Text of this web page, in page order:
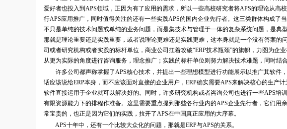
爱好者也投入到APS领域，正因为有了应用的需求，所以一些高校研究者将APS的理论从高
行APS应用推广，同时值得关注的还有一些实践APS的国内企业先行者。这三类群体构成了
不只是单纯的技术问题或单纯的业务问题，而是集技术与管理于一体的复杂系统问题，是典
那就是理论重要还是实践重要，或者说理论更难还是实践更难，这本身就是一个没有答案
司或者研究机构或者实践的标杆单位，商业公司扛着攻破“ERP技术瓶颈”的旗帜，力图为企
从更为实际的角度进行咨询服务，理念推广；实践的标杆单位则努力解决技术难题，同时结
许多公司都声称掌握了APS核心技术，并提出一些理想模型进行功能展示以推广其软件
话应该说给ERP本身，而不应该面对直接的企业用户，ERP确实需要APS来解决核心的生产
软件直接运用于企业就可以解决好的。同时，许多研究机构或者咨询公司也进行一些APS
有限资源能力下的排程作准备。这里需要重点提到那些各行业内的APS企业先行者，它们
常宝贵的，也正是因为它们的实践，拉开了APS在中国真正应用的大序幕。
APS十年中，还有一个比较大众化的问题，那就是ERP与APS的关系。